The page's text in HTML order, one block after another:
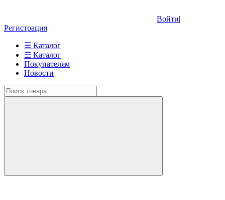
Войти|
Регистрация
☰ Каталог
☰ Каталог
Покупателям
Новости